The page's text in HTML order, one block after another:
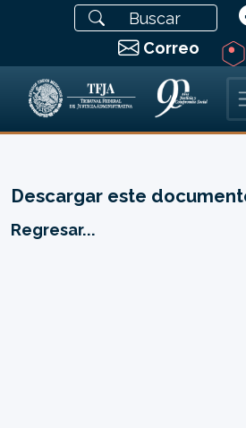
Correo
Descargar este
Regresar...